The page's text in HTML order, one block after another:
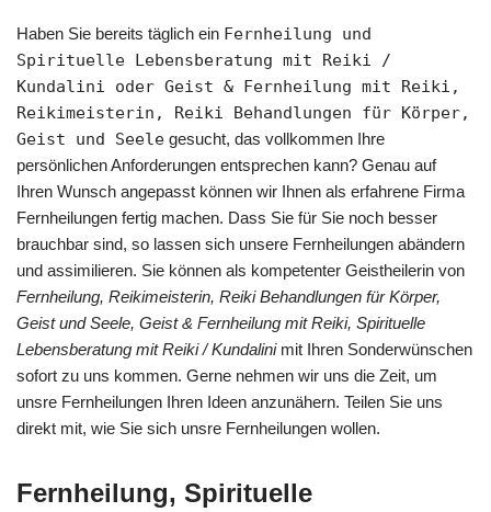
Haben Sie bereits täglich ein Fernheilung und
Spirituelle Lebensberatung mit Reiki /
Kundalini oder Geist & Fernheilung mit Reiki,
Reikimeisterin, Reiki Behandlungen für Körper,
Geist und Seele gesucht, das vollkommen Ihre
persönlichen Anforderungen entsprechen kann? Genau auf
Ihren Wunsch angepasst können wir Ihnen als erfahrene Firma
Fernheilungen fertig machen. Dass Sie für Sie noch besser
brauchbar sind, so lassen sich unsere Fernheilungen abändern
und assimilieren. Sie können als kompetenter Geistheilerin von
Fernheilung, Reikimeisterin, Reiki Behandlungen für Körper,
Geist und Seele, Geist & Fernheilung mit Reiki, Spirituelle
Lebensberatung mit Reiki / Kundalinimit Ihren Sonderwünschen
sofort zu uns kommen. Gerne nehmen wir uns die Zeit, um
unsre Fernheilungen Ihren Ideen anzunähern. Teilen Sie uns
direkt mit, wie Sie sich unsre Fernheilungen wollen.
Fernheilung, Spirituelle